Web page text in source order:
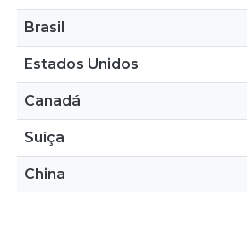
Brasil
Estados Unidos
Canadá
Suíça
China